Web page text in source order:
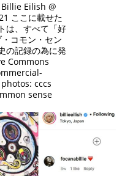
Billie Eilish @
ここに載せた
は、すべて「好
コモン・セン
の記録の為に発
Commons
cccs
sense